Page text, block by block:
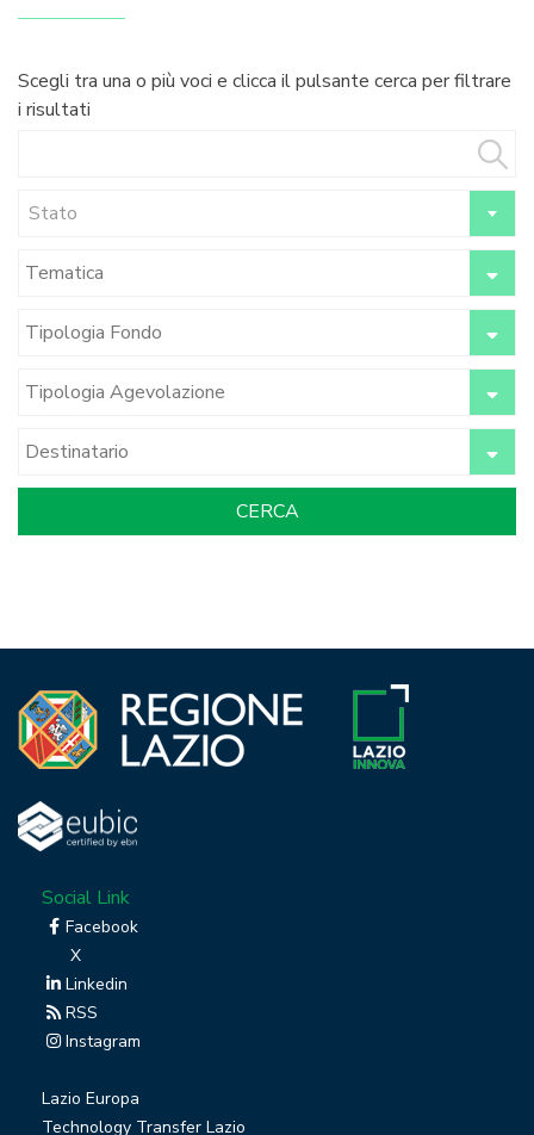
Scegli tra una o più voci e clicca il pulsante cerca per filtrare
i risultati
Stato
Social Link
Facebook
X
Linkedin
RSS
Instagram
Lazio Europa
Technology Transfer Lazio